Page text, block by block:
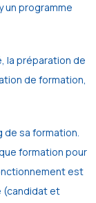
un programme
la préparation de
de formation,
de sa formation.
formation pour
est
(candidat et